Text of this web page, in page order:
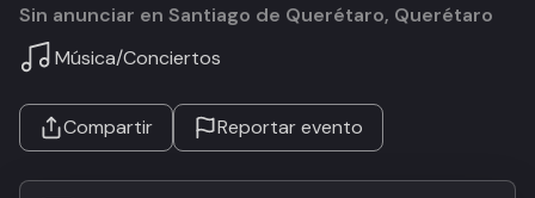
Sin anunciar en Santiago de Querétaro, Querétaro
Música/Conciertos
Compartir Reportar evento